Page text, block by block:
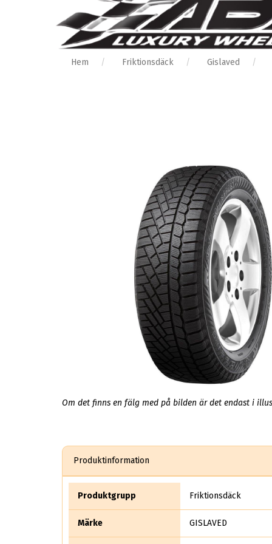
Hem Friktionsdäck Gislaved
Om det finns en fälg med på bilden är det endast i
Produktinformation
Produktgrupp Friktionsdäck
Märke GISLAVED